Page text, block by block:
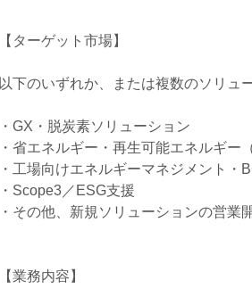
【ターゲット市場】
以下のいずれか、または複数のソリュ
・GX・脱炭素ソリューション
・省エネルギー・再生可能エネルギー
・工場向けエネルギーマネジメント・
・Scope3／ESG支援
・その他、新規ソリューションの営業
【業務内容】